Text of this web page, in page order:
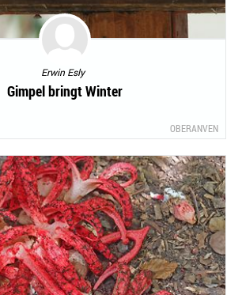
Erwin Esly
Gimpel bringt Winter
OBERANVEN